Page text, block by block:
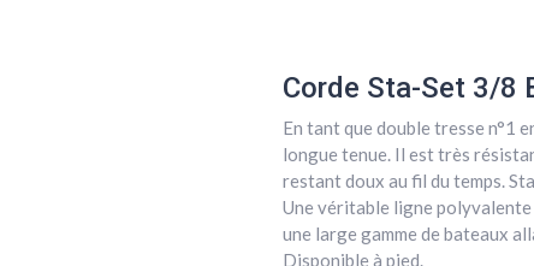
Corde Sta-Set 3/8
En tant que double tresse n°1
longue tenue. Il est très
restant doux au fil du temps.
Une véritable ligne
une large gamme de bateaux
Disponible à pied.